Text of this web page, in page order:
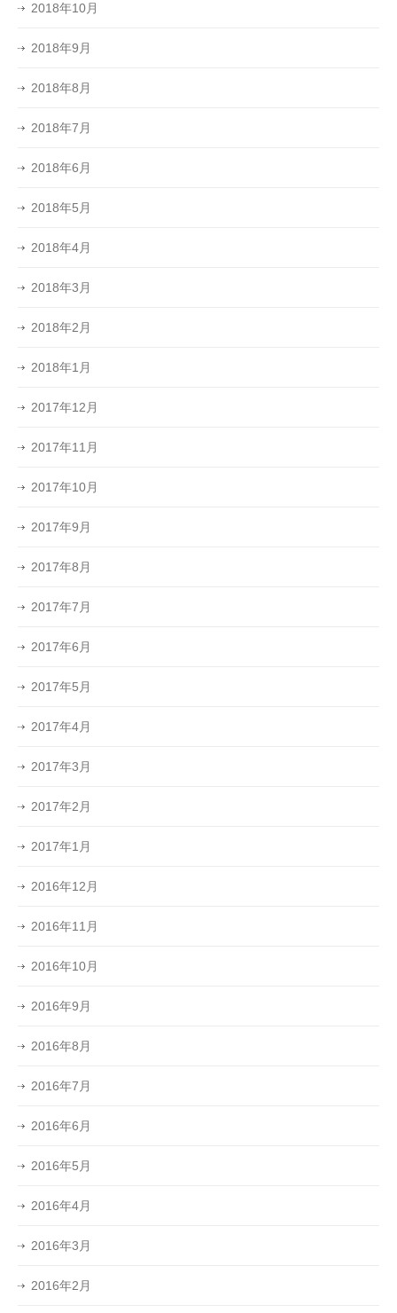
2018年10月
2018年9月
2018年8月
2018年7月
2018年6月
2018年5月
2018年4月
2018年3月
2018年2月
2018年1月
2017年12月
2017年11月
2017年10月
2017年9月
2017年8月
2017年7月
2017年6月
2017年5月
2017年4月
2017年3月
2017年2月
2017年1月
2016年12月
2016年11月
2016年10月
2016年9月
2016年8月
2016年7月
2016年6月
2016年5月
2016年4月
2016年3月
2016年2月